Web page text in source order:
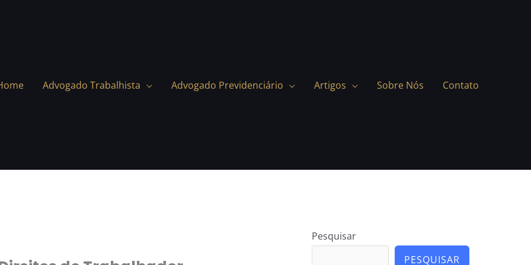
Advogado Trabalhista Advogado Previdenciário Artigos Sobre Nós Contato
Pesquisar
PESQUISAR